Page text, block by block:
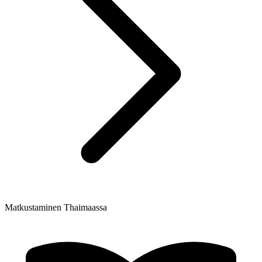
Matkustaminen Thaimaassa